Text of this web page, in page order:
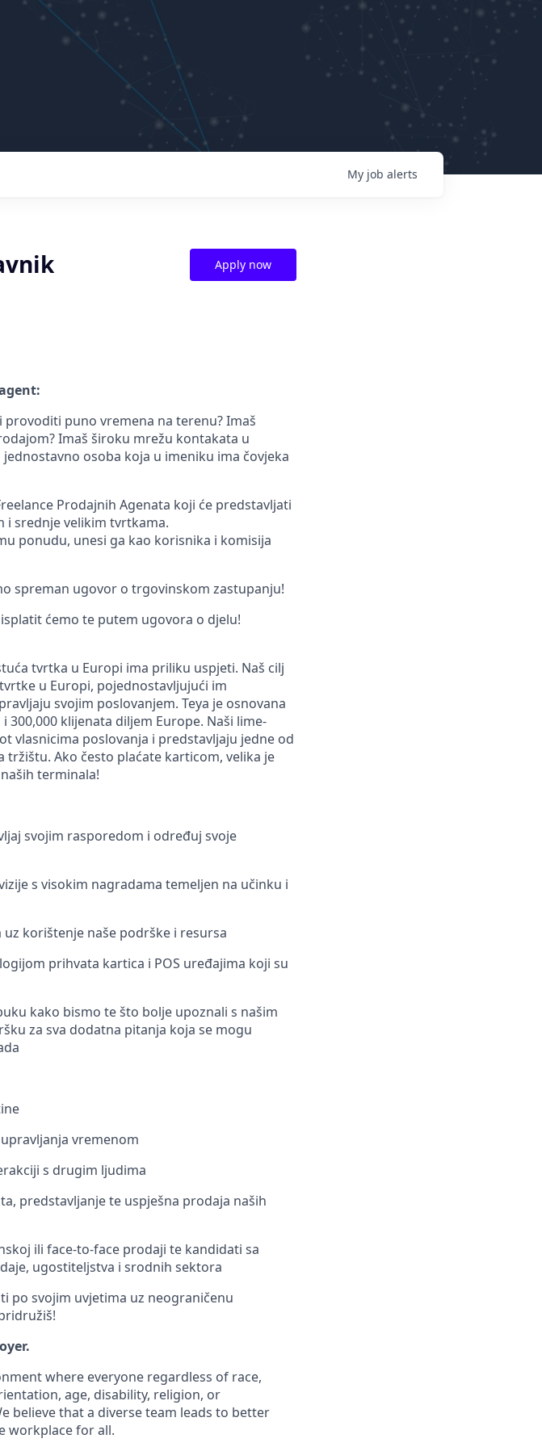
My job alerts
Apply now
puno vremena na terenu? Imaš
Imaš široku mrežu kontakata u
osoba koja u imeniku ima čovjeka
Prodajnih Agenata koji će predstavljati
i srednje velikim tvrtkama.
ponudu, unesi ga kao korisnika i komisija
spreman ugovor o trgovinskom zastupanju!
ćemo te putem ugovora o djelu!
tvrtka u Europi ima priliku uspjeti. Naš cilj
u Europi, pojednostavljujući im
svojim poslovanjem. Teya je osnovana
300,000 klijenata diljem Europe. Naši lime-
vlasnicima poslovanja i predstavljaju jedne od
Ako često plaćate karticom, velika je
terminala!
svojim rasporedom i određuj svoje
s visokim nagradama temeljen na učinku i
korištenje naše podrške i resursa
prihvata kartica i POS uređajima koji su
kako bismo te što bolje upoznali s našim
za sva dodatna pitanja koja se mogu
vremenom
s drugim ljudima
predstavljanje te uspješna prodaja naših
ili face-to-face prodaji te kandidati sa
ugostiteljstva i srodnih sektora
po svojim uvjetima uz neograničenu
where everyone regardless of race,
age, disability, religion, or
believe that a diverse team leads to better
workplace for all.